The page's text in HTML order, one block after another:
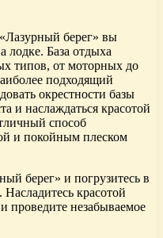
берег» вы
лодке. База отдыха
типов, от моторных до
подходящий
окрестности базы
и наслаждаться красотой
способ
и покойным плеском
берег» и погрузитесь в
красотой
проведите незабываемое